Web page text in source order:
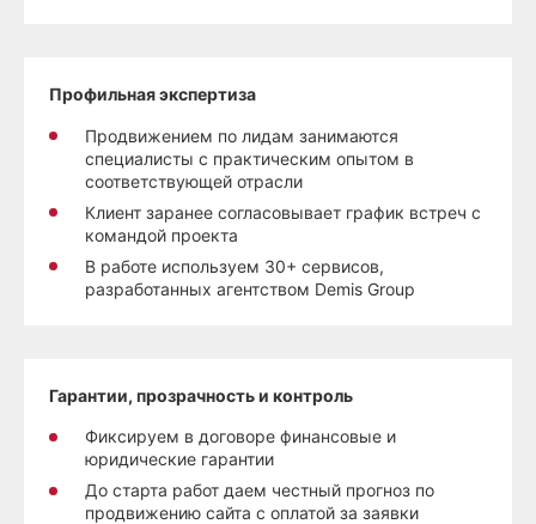
Профильная экспертиза
Продвижением по лидам занимаются
специалисты с практическим опытом в
соответствующей отрасли
Клиент заранее согласовывает график встреч с
командой проекта
В работе используем 30+ сервисов,
разработанных агентством Demis Group
Гарантии, прозрачность и контроль
Фиксируем в договоре финансовые и
юридические гарантии
До старта работ даем честный прогноз по
продвижению сайта с оплатой за заявки